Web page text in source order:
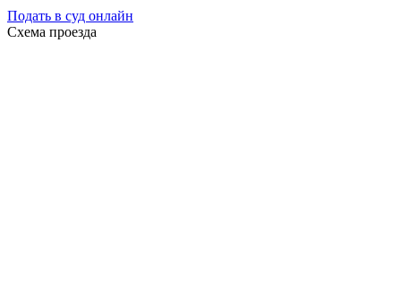
Подать в суд онлайн
Схема проезда